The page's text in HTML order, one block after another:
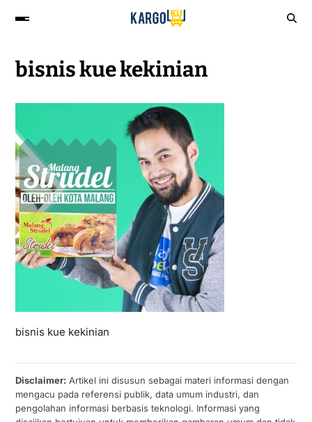
bisnis kue kekinian
bisnis kue kekinian
Disclaimer:Artikel ini disusun sebagai materi informasi dengan
mengacu pada referensi publik, data umum industri, dan
pengolahan informasi berbasis teknologi. Informasi yang